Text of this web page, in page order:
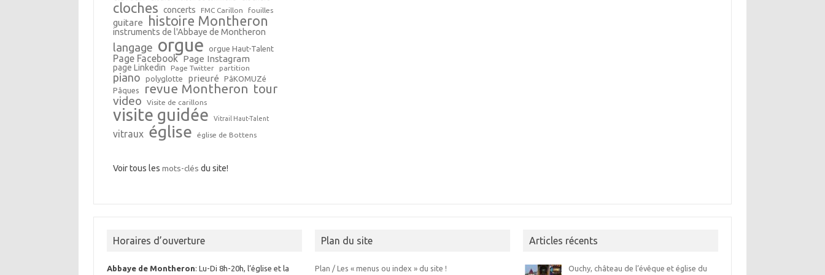
cloches concerts FMC Carillon fouilles
guitare histoire Montheron
instruments de l'Abbaye de Montheron
langage orgue orgue Haut-Talent
Page Facebook Page Instagram
page Linkedin Page Twitter partition
piano polyglotte prieuré
PâKOMUZé
Pâques
revue Montheron tour
video Visite de carillons
visite guidée Vitrail Haut-Talent
vitraux église église de Bottens
Voir tous les mots-clés du site!
Horaires d’ouverture
Abbaye de Montheron: Lu-Di 8h-20h, l’église et la
Plan du site
Plan / Les « menus ou index » du site !
Articles récents
Ouchy, château de l’évêque et église du